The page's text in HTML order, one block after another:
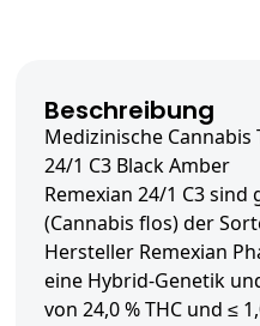
Beschreibung
Medizinische
24/1 C3 Black Amber
Remexian 24/1 C3
(Cannabis flos) der
Hersteller Remexian
eine Hybrid-Genetik
von 24,0 % THC und ≤